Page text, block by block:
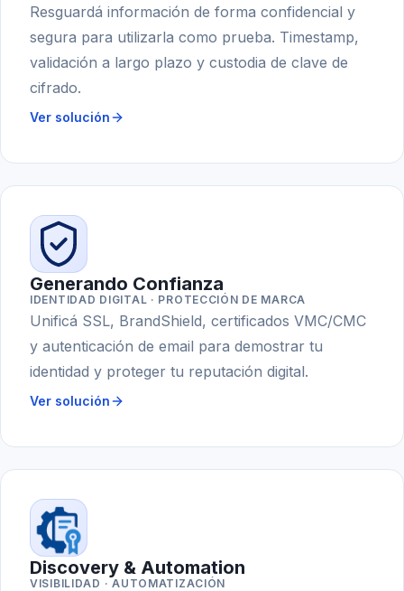
Resguardá información de forma confidencial y
segura para utilizarla como prueba. Timestamp,
validación a largo plazo y custodia de clave de
cifrado.
Ver solución
Generando Confianza
IDENTIDAD DIGITAL · PROTECCIÓN DE MARCA
Unificá SSL, BrandShield, certificados VMC/CMC
y autenticación de email para demostrar tu
identidad y proteger tu reputación digital.
Ver solución
Discovery & Automation
VISIBILIDAD · AUTOMATIZACIÓN